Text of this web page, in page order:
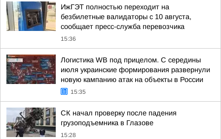
ИжГЭТ полностью переходит на
безбилетные валидаторы с 10 августа,
сообщает пресс-служба перевозчика
15:36
Логистика WB под прицелом. С середины
июля украинские формирования развернули
новую кампанию атак на объекты в России
15:35
СК начал проверку после падения
грузоподъемника в Глазове
15:28